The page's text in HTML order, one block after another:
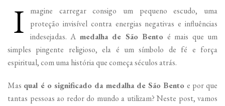
I
magine carregar consigo um pequeno escudo, uma
proteção invisível contra energias negativas e influências
indesejadas. A medalha de São Bento é mais que um
simples pingente religioso, ela é um símbolo de fé e força
espiritual, com uma história que começa séculos atrás.
Mas qual é o significado da medalha de São Bento e por que
tantas pessoas ao redor do mundo a utilizam? Neste post, vamos